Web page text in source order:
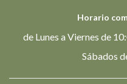
Horario
de Lunes a Viernes de
Sábados